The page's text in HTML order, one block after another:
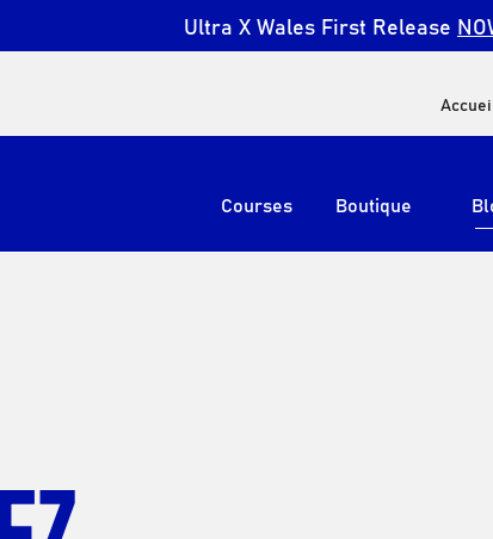
Ultra X Wales First Release
Courses
Voir tout
Boutique